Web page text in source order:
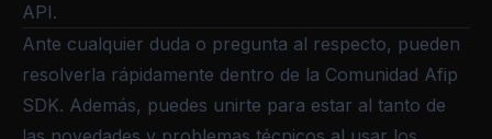
API.
Ante cualquier duda o pregunta al respecto, pueden
resolverla rápidamente dentro de la Comunidad Afip
SDK. Además, puedes unirte para estar al tanto de